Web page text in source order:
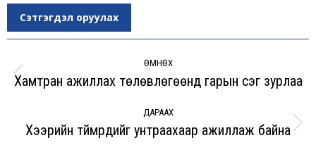
Сэтгэгдэл оруулах
navigation
ӨМНӨХ
Previous
Хамтран ажиллах төлөвлөгөөнд гарын үсэг зурлаа
ДАРААХ
Next
Хээрийн түймрүүдийг унтраахаар ажиллаж байна